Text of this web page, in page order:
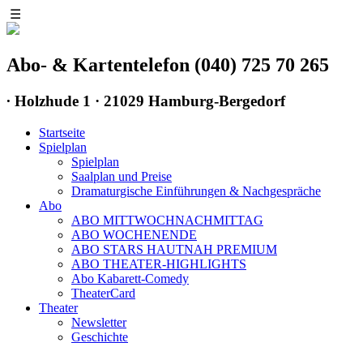
☰
Abo- & Kartentelefon (040) 725 70 265
∙ Holzhude 1 · 21029 Hamburg-Bergedorf
Startseite
Spielplan
Spielplan
Saalplan und Preise
Dramaturgische Einführungen & Nachgespräche
Abo
ABO MITTWOCHNACHMITTAG
ABO WOCHENENDE
ABO STARS HAUTNAH PREMIUM
ABO THEATER-HIGHLIGHTS
Abo Kabarett-Comedy
TheaterCard
Theater
Newsletter
Geschichte